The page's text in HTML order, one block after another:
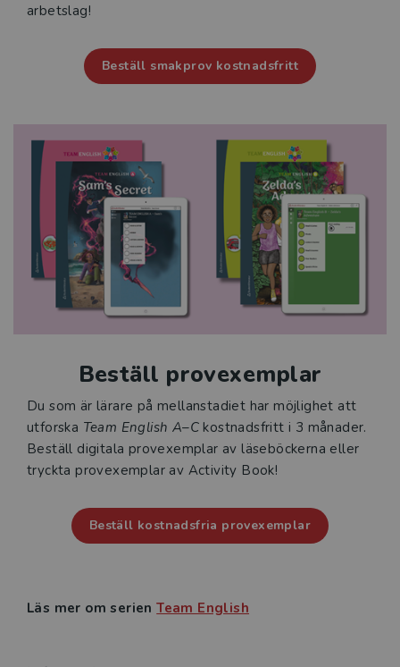
arbetslag!
Beställ smakprov kostnadsfritt
Beställ provexemplar
Du som är lärare på mellanstadiet har möjlighet att
utforska Team English A–C kostnadsfritt i 3 månader.
Beställ digitala provexemplar av läseböckerna eller
tryckta provexemplar av Activity Book!
Beställ kostnadsfria provexemplar
Läs mer om serienTeam English